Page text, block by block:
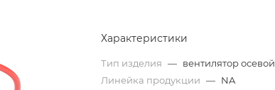
Характеристики
Тип изделия — вентилятор осевой
Линейка продукции — NA